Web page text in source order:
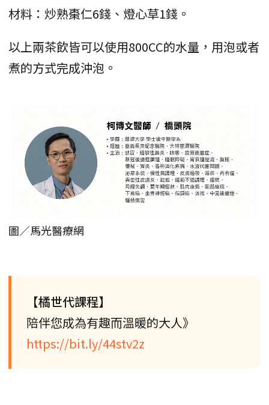
材料：炒熟棗仁6錢、燈心草1錢。
以上兩茶飲皆可以使用800CC的水量，用泡或者
煮的方式完成沖泡。
圖／馬光醫療網
【橘世代課程】
陪伴您成為有趣而溫暖的大人》
https://bit.ly/44stv2z